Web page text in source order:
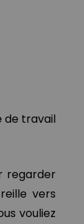
de travail
regarder
vers
vouliez